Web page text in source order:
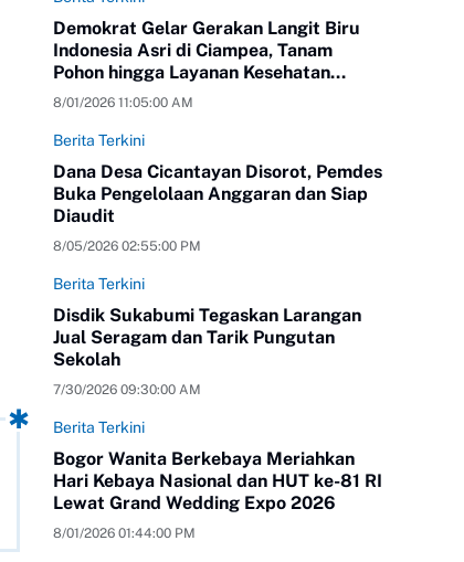
Demokrat Gelar Gerakan Langit Biru
Indonesia Asri di Ciampea, Tanam
Pohon hingga Layanan Kesehatan
Gratis
8/01/2026 11:05:00 AM
Berita Terkini
Dana Desa Cicantayan Disorot, Pemdes
Buka Pengelolaan Anggaran dan Siap
Diaudit
8/05/2026 02:55:00 PM
Berita Terkini
Disdik Sukabumi Tegaskan Larangan
Jual Seragam dan Tarik Pungutan
Sekolah
7/30/2026 09:30:00 AM
Berita Terkini
Bogor Wanita Berkebaya Meriahkan
Hari Kebaya Nasional dan HUT ke-81 RI
Lewat Grand Wedding Expo 2026
8/01/2026 01:44:00 PM